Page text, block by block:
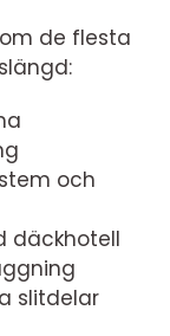
de flesta
och
däckhotell
slitdelar